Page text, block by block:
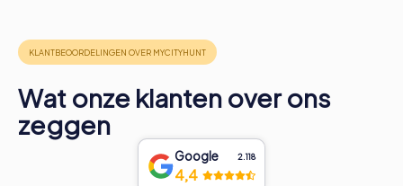
Wat onze klanten over ons
zeggen
Google 2.118
4,4